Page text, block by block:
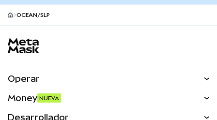
OCEAN/SLP
Operar
Money NUEVA
Desarrollador